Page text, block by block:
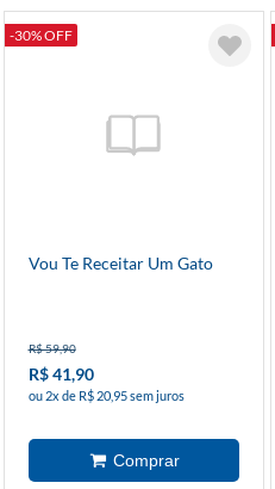
-30% OFF
Vou Te Receitar Um Gato
R$ 59,90
R$ 41,90
ou 2x de R$ 20,95 sem juros